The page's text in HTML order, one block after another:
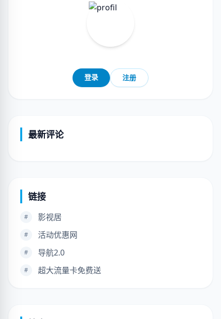
登录 注册
最新评论
链接
# 影视居
# 活动优惠网
# 导航2.0
# 超大流量卡免费送